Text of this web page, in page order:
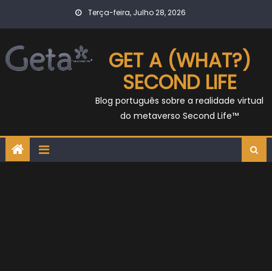
Terça-feira, Julho 28, 2026
GET A (WHAT?)
SECOND LIFE
Blog português sobre a realidade virtual
do metaverso Second Life™